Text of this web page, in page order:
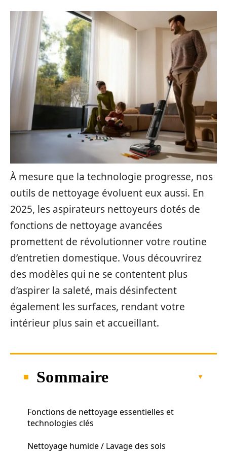
À mesure que la technologie progresse, nos
outils de nettoyage évoluent eux aussi. En
2025, les aspirateurs nettoyeurs dotés de
fonctions de nettoyage avancées
promettent de révolutionner votre routine
d’entretien domestique. Vous découvrirez
des modèles qui ne se contentent plus
d’aspirer la saleté, mais désinfectent
également les surfaces, rendant votre
intérieur plus sain et accueillant.
Sommaire
Fonctions de nettoyage essentielles et
technologies clés
Nettoyage humide / Lavage des sols